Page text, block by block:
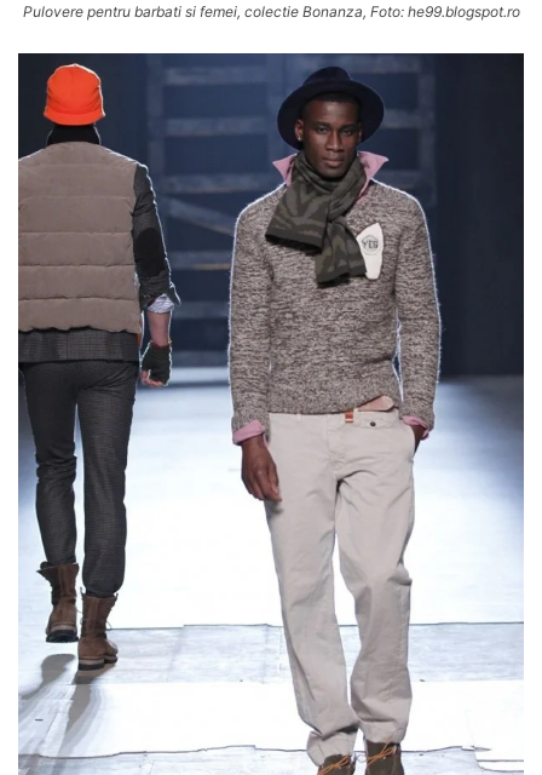
Pulovere pentru barbati si femei, colectie Bonanza, Foto: he99.blogspot.ro